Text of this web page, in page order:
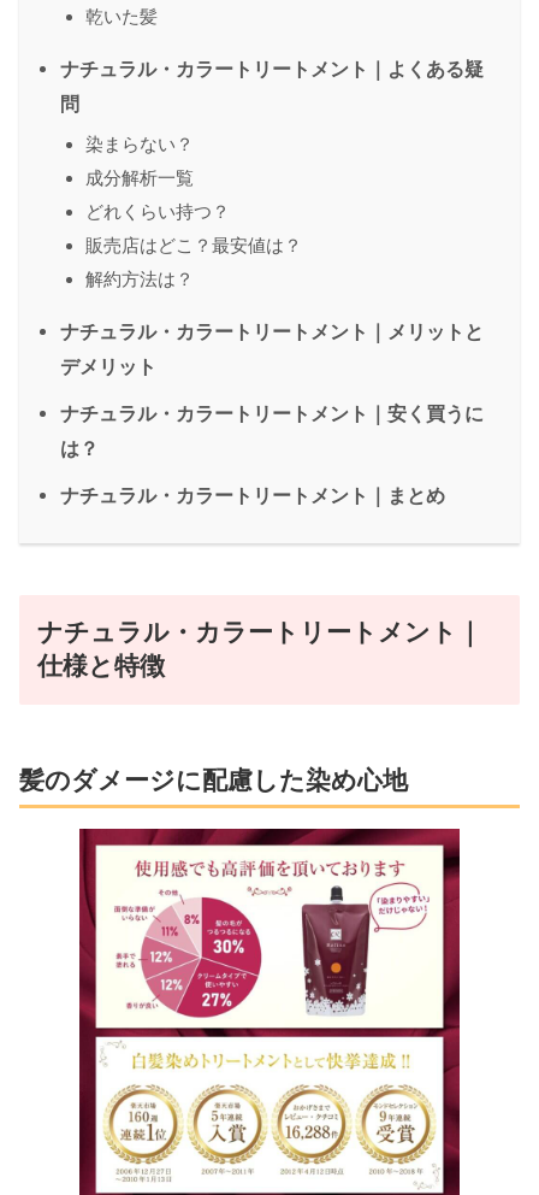
乾いた髪
ナチュラル・カラートリートメント｜よくある疑
問
染まらない？
成分解析一覧
どれくらい持つ？
販売店はどこ？最安値は？
解約方法は？
ナチュラル・カラートリートメント｜メリットと
デメリット
ナチュラル・カラートリートメント｜安く買うに
は？
ナチュラル・カラートリートメント｜まとめ
ナチュラル・カラートリートメント｜
仕様と特徴
髪のダメージに配慮した染め心地